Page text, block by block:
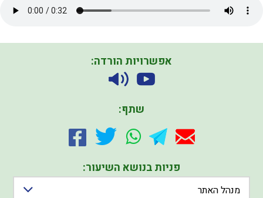
אפשרויות הורדה:
שתף:
פניות בנושא השיעור:
מנהל האתר